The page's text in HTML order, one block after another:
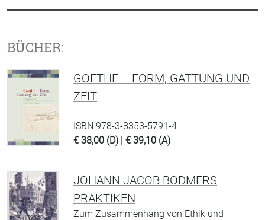
BÜCHER:
GOETHE – FORM, GATTUNG UND
ZEIT
ISBN 978-3-8353-5791-4
€ 38,00 (D) | € 39,10 (A)
JOHANN JACOB BODMERS
PRAKTIKEN
Zum Zusammenhang von Ethik und